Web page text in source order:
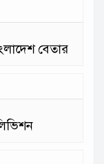
ছাতার মতো
গার্ডেন
বেতার